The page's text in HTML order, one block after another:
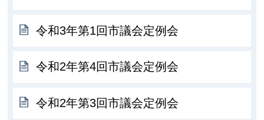
令和3年第1回市議会定例会
令和2年第4回市議会定例会
令和2年第3回市議会定例会